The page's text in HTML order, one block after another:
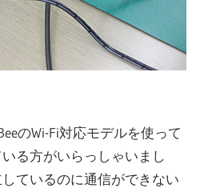
のWi-Fi対応モデルを使って
る方がいらっしゃいまし
ているのに通信ができない